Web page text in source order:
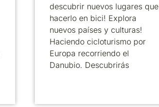
descubrir nuevos lugares que
hacerlo en bici! Explora
nuevos países y culturas!
Haciendo cicloturismo por
Europa recorriendo el
Danubio. Descubrirás